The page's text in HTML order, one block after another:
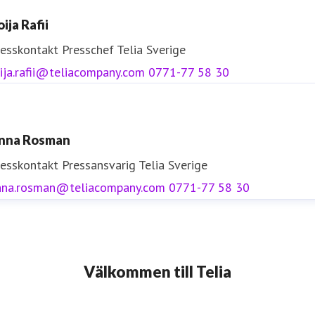
Rafii
Presschef Telia Sverige
0771-77 58 30
Rosman
Pressansvarig Telia Sverige
0771-77 58 30
Välkommen till Telia